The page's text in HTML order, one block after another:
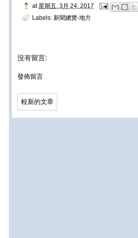
at星期五, 3月 24, 2017
Labels: 新聞總覽-地方
沒有留言:
發佈留言
較新的文章